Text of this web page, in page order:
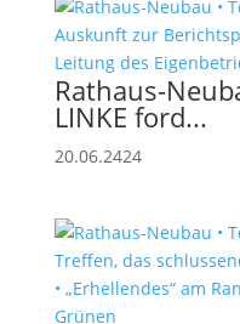
Rathaus-
LINKE ford...
20.06.2424